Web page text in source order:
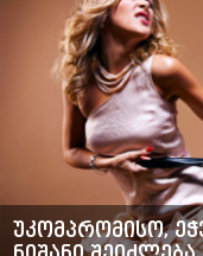
უკომპრომისო,